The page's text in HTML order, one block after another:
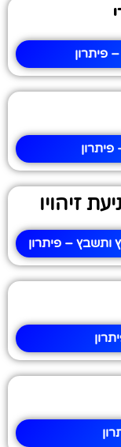
פיתרון
זיהויו
ותשבץ – פיתרון